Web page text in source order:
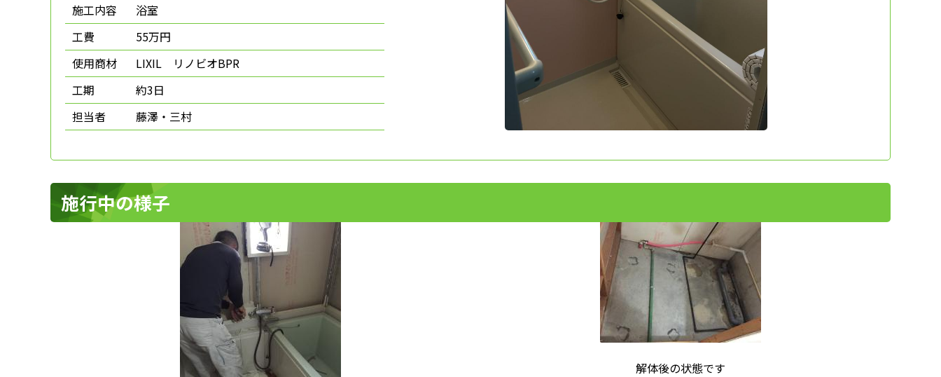
施工内容
浴室
工費
55万円
使用商材
LIXIL リノビオBPR
工期
約3日
担当者
藤澤・三村
施行中の様子
解体後の状態です